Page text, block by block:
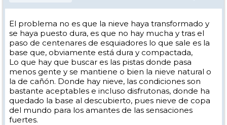
El problema no es que la nieve haya transformado y
se haya puesto dura, es que no hay mucha y tras el
paso de centenares de esquiadores lo que sale es la
base que, obviamente está dura y compactada,
Lo que hay que buscar es las pistas donde pasa
menos gente y se mantiene o bien la nieve natural o
la de cañón. Donde hay nieve, las condiciones son
bastante aceptables e incluso disfrutonas, donde ha
quedado la base al descubierto, pues nieve de copa
del mundo para los amantes de las sensaciones
fuertes.